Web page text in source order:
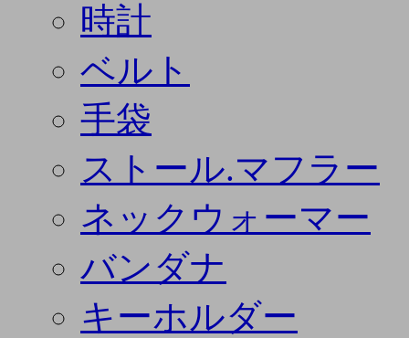
時計
ベルト
手袋
ストール.マフラー
ネックウォーマー
バンダナ
キーホルダー